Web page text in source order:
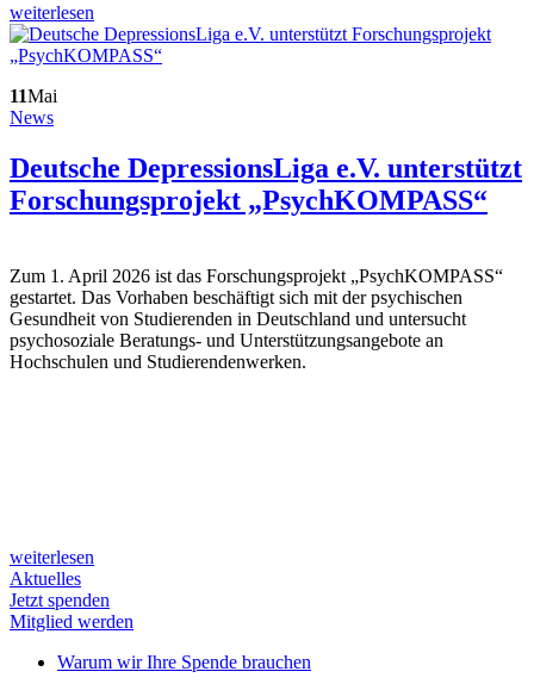
weiterlesen
11Mai
News
Deutsche DepressionsLiga e.V. unterstützt
Forschungsprojekt „PsychKOMPASS“
Zum 1. April 2026 ist das Forschungsprojekt „PsychKOMPASS“
gestartet. Das Vorhaben beschäftigt sich mit der psychischen
Gesundheit von Studierenden in Deutschland und untersucht
psychosoziale Beratungs- und Unterstützungsangebote an
Hochschulen und Studierendenwerken.
weiterlesen
Aktuelles
Jetzt spenden
Mitglied werden
Warum wir Ihre Spende brauchen